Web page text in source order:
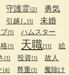
守護霊(2) 勇気
引越し (1) 未婚
(1) ハムスター
(1) 天職(11)
絵
(1) 投資(1) 故人
(4) 尊重(1) 魔除け